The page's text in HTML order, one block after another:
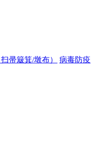
帚簸箕/墩布） 病毒防疫